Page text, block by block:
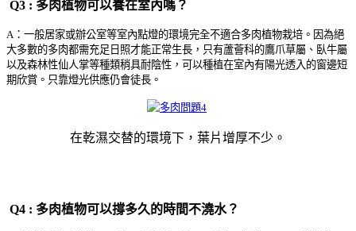
Q3 : 多肉植物可以養在室內嗎？
A：一般居家或辦公室等室內點燈的環境完全不適合多肉植物栽培。因為絕
大多數的多肉都需充足日照才能正常生長，只有蘆薈科的鷹爪草屬、臥牛屬
以及森林性仙人掌等種類稍具耐陰性，可以種植在室內有陽光透入的窗邊短
期欣賞。只靠燈光供應仍會徒長。
在乾濕交替的環境下，葉片增厚不少。
Q4 : 多肉植物可以撐多久的時間不澆水？